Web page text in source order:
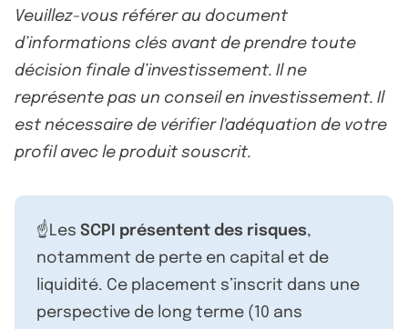
Veuillez-vous référer au document
d’informations clés avant de prendre toute
décision finale d’investissement. Il ne
représente pas un conseil en investissement. Il
est nécessaire de vérifier l'adéquation de votre
profil avec le produit souscrit.
☝️Les SCPI présentent des risques,
notamment de perte en capital et de
liquidité. Ce placement s’inscrit dans une
perspective de long terme (10 ans